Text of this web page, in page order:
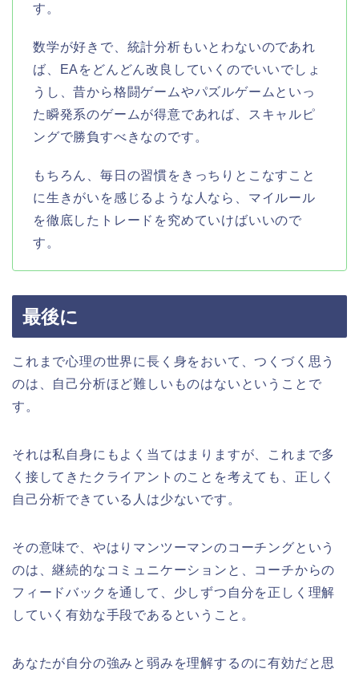
す。
数学が好きで、統計分析もいとわないのであれ
ば、EAをどんどん改良していくのでいいでしょ
うし、昔から格闘ゲームやパズルゲームといっ
た瞬発系のゲームが得意であれば、スキャルピ
ングで勝負すべきなのです。
もちろん、毎日の習慣をきっちりとこなすこと
に生きがいを感じるような人なら、マイルール
を徹底したトレードを究めていけばいいので
す。
最後に
これまで心理の世界に長く身をおいて、つくづく思う
のは、自己分析ほど難しいものはないということで
す。
それは私自身にもよく当てはまりますが、これまで多
く接してきたクライアントのことを考えても、正しく
自己分析できている人は少ないです。
その意味で、やはりマンツーマンのコーチングという
のは、継続的なコミュニケーションと、コーチからの
フィードバックを通して、少しずつ自分を正しく理解
していく有効な手段であるということ。
あなたが自分の強みと弱みを理解するのに有効だと思